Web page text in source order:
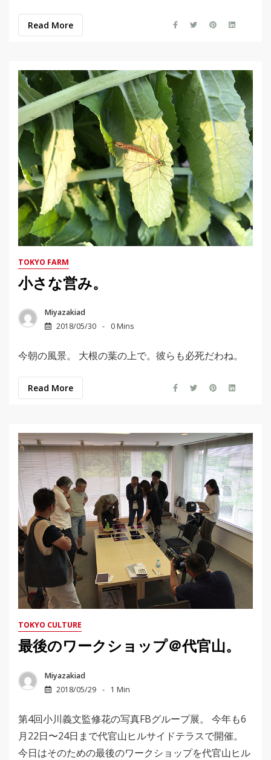
Read More
TOKYO FARM
小さな営み。
Miyazakiad
2018/05/30
0 Mins
今朝の風景。 大根の葉の上で。彼らも必死だわね。
Read More
TOKYO CULTURE
最後のワークショップ＠代官山。
Miyazakiad
2018/05/29
1 Min
第4回小川義文監修花の写真FBグループ展。 今年も6
月22日〜24日まで代官山ヒルサイドテラスで開催。
今日はそのための最後のワークショップを代官山ヒル